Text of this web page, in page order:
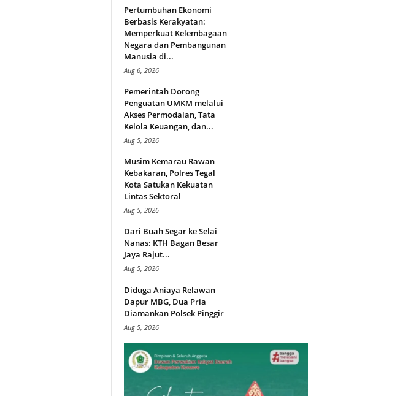
Pertumbuhan Ekonomi
Berbasis Kerakyatan:
Memperkuat Kelembagaan
Negara dan Pembangunan
Manusia di...
Aug 6, 2026
Pemerintah Dorong
Penguatan UMKM melalui
Akses Permodalan, Tata
Kelola Keuangan, dan...
Aug 5, 2026
Musim Kemarau Rawan
Kebakaran, Polres Tegal
Kota Satukan Kekuatan
Lintas Sektoral
Aug 5, 2026
Dari Buah Segar ke Selai
Nanas: KTH Bagan Besar
Jaya Rajut...
Aug 5, 2026
Diduga Aniaya Relawan
Dapur MBG, Dua Pria
Diamankan Polsek Pinggir
Aug 5, 2026